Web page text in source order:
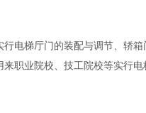
电梯厅门的装配与调节、轿
职业院校、技工院校等实行电